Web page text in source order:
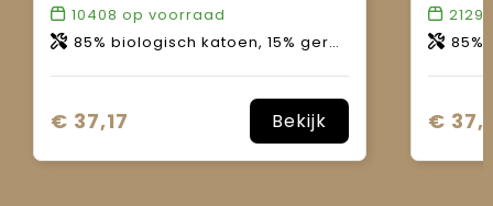
10408 op voorraad
85% biologisch katoen, 15% gerecycled polyester.
€ 37,17 Bekijk
21290
85%
€